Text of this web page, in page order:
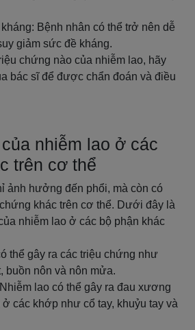
Bệnh nhân có thể trở nên dễ
giảm sức đề kháng.
chứng nào của nhiễm lao, hãy
bác sĩ để được chẩn đoán và điều
nhiễm lao ở các
trên cơ thể
ảnh hưởng đến phổi, mà còn có
khác trên cơ thể. Dưới đây là
nhiễm lao ở các bộ phận khác
thể gây ra các triệu chứng như
buồn nôn và nôn mửa.
lao có thể gây ra đau xương
các khớp như cổ tay, khuỷu tay và